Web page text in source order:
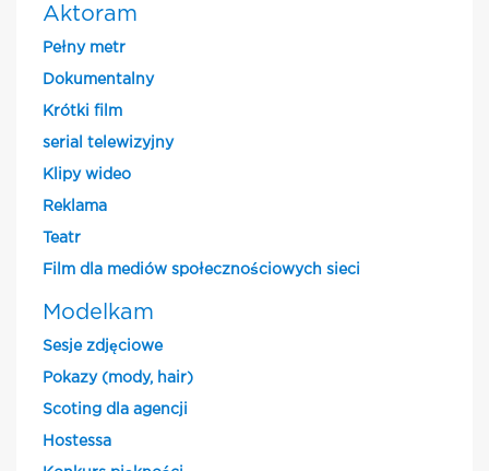
Aktoram
Pełny metr
Dokumentalny
Krótki film
serial telewizyjny
Klipy wideo
Reklama
Teatr
Film dla mediów społecznościowych sieci
Modelkam
Sesje zdjęciowe
Pokazy (mody, hair)
Scoting dla agencji
Hostessa